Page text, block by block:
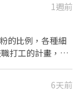
便利通勤上班很
您，加入三澧餐
可能。 1998年
於日本
的日本與義大利
式料理餐廳：
人介紹我們的「純
面清潔及環境整
： 14:00 - 17:00
都會手把手教。
1週前
的比例，各種細
6天前